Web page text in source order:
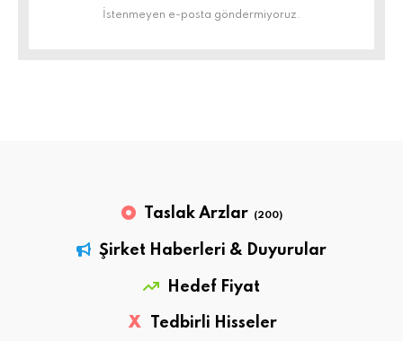
İstenmeyen e-posta göndermiyoruz.
Taslak Arzlar (200)
Şirket Haberleri & Duyurular
Hedef Fiyat
X Tedbirli Hisseler